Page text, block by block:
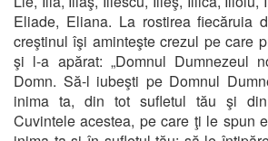
Eliade, Eliana. La rostirea fiecăruia
creştinul îşi aminteşte crezul pe care
şi l-a apărat: „Domnul Dumnezeul
Domn. Să-l iubeşti pe Domnul
inima ta, din tot sufletul tău şi
Cuvintele acestea, pe care ţi le spun